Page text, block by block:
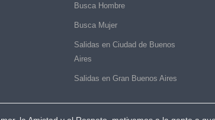
Busca Hombre
Busca Mujer
Salidas en Ciudad de Buenos
Aires
Salidas en Gran Buenos Aires